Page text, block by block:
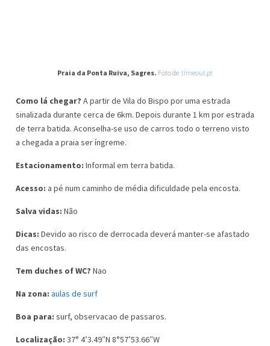
Praia da Ponta Ruiva, Sagres. Foto de timeout.pt
Como lá chegar? A partir de Vila do Bispo por uma estrada
sinalizada durante cerca de 6km. Depois durante 1 km por estrada
de terra batida. Aconselha-se uso de carros todo o terreno visto
a chegada a praia ser íngreme.
Estacionamento: Informal em terra batida.
Acesso: a pé num caminho de média dificuldade pela encosta.
Salva vidas: Não
Dicas: Devido ao risco de derrocada deverá manter-se afastado
das encostas.
Tem duches of WC? Nao
Na zona: aulas de surf
Boa para: surf, observacao de passaros.
Localização: 37° 4’3.49″N 8°57’53.66″W